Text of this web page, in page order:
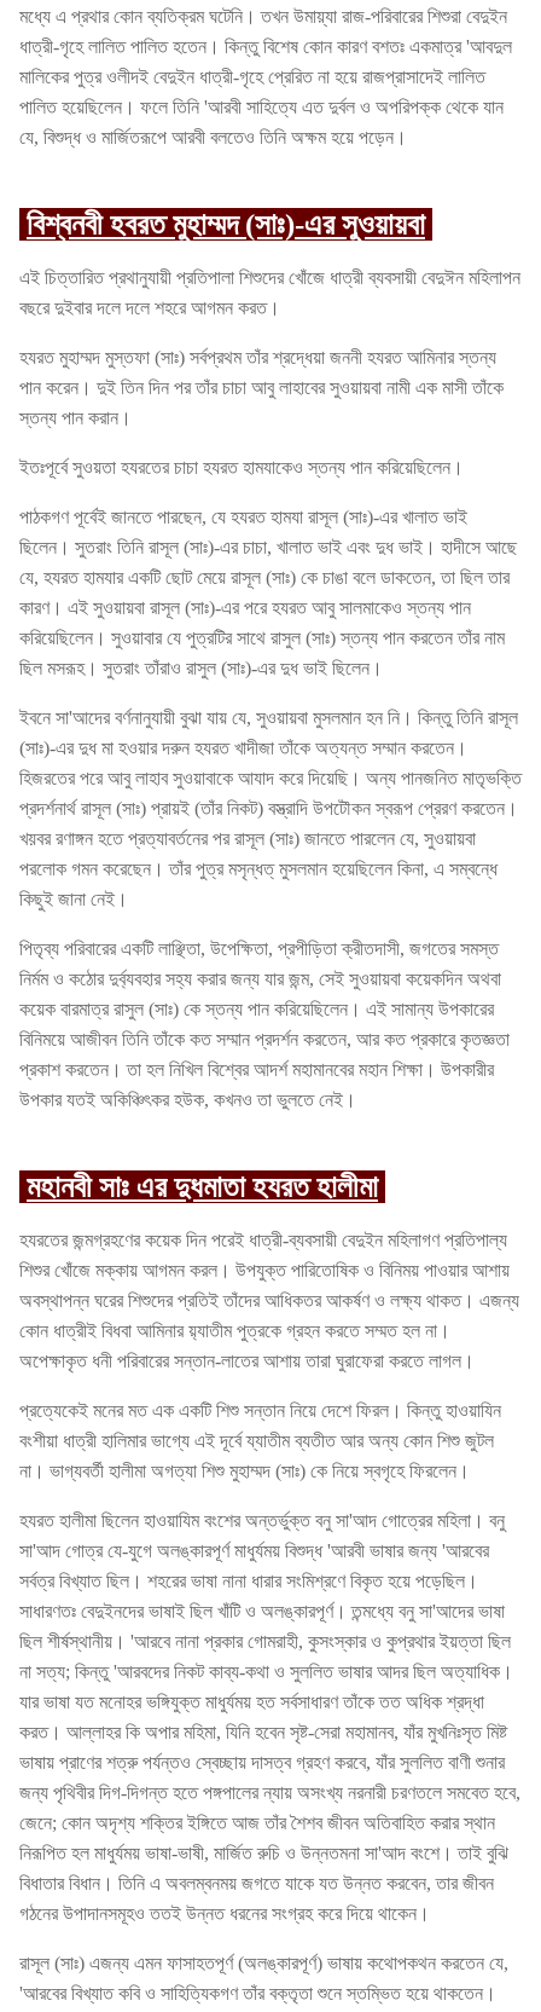
মধ্যে এ প্রথার কোন ব্যতিক্রম ঘটেনি। তখন উমায়্যা রাজ-পরিবারের শিশুরা বেদুইন
ধাত্রী-গৃহে লালিত পালিত হতেন। কিন্তু বিশেষ কোন কারণ বশতঃ একমাত্র 'আবদুল
মালিকের পুত্র ওলীদই বেদুইন ধাত্রী-গৃহে প্রেরিত না হয়ে রাজপ্রাসাদেই লালিত
পালিত হয়েছিলেন। ফলে তিনি 'আরবী সাহিত্যে এত দুর্বল ও অপরিপক্ক থেকে যান
যে, বিশুদ্ধ ও মার্জিতরূপে আরবী বলতেও তিনি অক্ষম হয়ে পড়েন।
বিশ্বনবী হবরত মুহাম্মদ (সাঃ)-এর সুওয়ায়বা
এই চিত্তারিত প্রথানুযায়ী প্রতিপালা শিশুদের খোঁজে ধাত্রী ব্যবসায়ী বেদুঈন মহিলাপন
বছরে দুইবার দলে দলে শহরে আগমন করত।
হযরত মুহাম্মদ মুস্তফা (সাঃ) সর্বপ্রথম তাঁর শ্রদ্ধেয়া জননী হযরত আমিনার স্তন্য
পান করেন। দুই তিন দিন পর তাঁর চাচা আবু লাহাবের সুওয়ায়বা নামী এক মাসী তাঁকে
স্তন্য পান করান।
ইতঃপূর্বে সুওয়তা হযরতের চাচা হযরত হামযাকেও স্তন্য পান করিয়েছিলেন।
পাঠকগণ পূর্বেই জানতে পারছেন, যে হযরত হামযা রাসূল (সাঃ)-এর খালাত ভাই
ছিলেন। সুতরাং তিনি রাসূল (সাঃ)-এর চাচা, খালাত ভাই এবং দুধ ভাই। হাদীসে আছে
যে, হযরত হামযার একটি ছোট মেয়ে রাসূল (সাঃ) কে চাঙা বলে ডাকতেন, তা ছিল তার
কারণ। এই সুওয়ায়বা রাসূল (সাঃ)-এর পরে হযরত আবু সালমাকেও স্তন্য পান
করিয়েছিলেন। সুওয়াবার যে পুত্রটির সাথে রাসুল (সাঃ) স্তন্য পান করতেন তাঁর নাম
ছিল মসরূহ। সুতরাং তাঁরাও রাসুল (সাঃ)-এর দুধ ভাই ছিলেন।
ইবনে সা'আদের বর্ণনানুযায়ী বুঝা যায় যে, সুওয়ায়বা মুসলমান হন নি। কিন্তু তিনি রাসূল
(সাঃ)-এর দুধ মা হওয়ার দরুন হযরত খাদীজা তাঁকে অত্যন্ত সম্মান করতেন।
হিজরতের পরে আবু লাহাব সুওয়াবাকে আযাদ করে দিয়েছি। অন্য পানজনিত মাতৃভক্তি
প্রদর্শনার্থ রাসূল (সাঃ) প্রায়ই (তাঁর নিকট) বস্ত্রাদি উপটৌকন স্বরূপ প্রেরণ করতেন।
খয়বর রণাঙ্গন হতে প্রত্যাবর্তনের পর রাসূল (সাঃ) জানতে পারলেন যে, সুওয়ায়বা
পরলোক গমন করেছেন। তাঁর পুত্র মসৃন্ধত্ মুসলমান হয়েছিলেন কিনা, এ সম্বন্ধে
কিছুই জানা নেই।
পিতৃব্য পরিবারের একটি লাঞ্ছিতা, উপেক্ষিতা, প্রপীড়িতা ক্রীতদাসী, জগতের সমস্ত
নির্মম ও কঠোর দুর্ব্যবহার সহ্য করার জন্য যার জন্ম, সেই সুওয়ায়বা কয়েকদিন অথবা
কয়েক বারমাত্র রাসুল (সাঃ) কে স্তন্য পান করিয়েছিলেন। এই সামান্য উপকারের
বিনিময়ে আজীবন তিনি তাঁকে কত সম্মান প্রদর্শন করতেন, আর কত প্রকারে কৃতজ্ঞতা
প্রকাশ করতেন। তা হল নিখিল বিশ্বের আদর্শ মহামানবের মহান শিক্ষা। উপকারীর
উপকার যতই অকিঞ্চিৎকর হউক, কখনও তা ভুলতে নেই।
মহানবী সাঃ এর দুধমাতা হযরত হালীমা
হযরতের জন্মগ্রহণের কয়েক দিন পরেই ধাত্রী-ব্যবসায়ী বেদুইন মহিলাগণ প্রতিপাল্য
শিশুর খোঁজে মক্কায় আগমন করল। উপযুক্ত পারিতোষিক ও বিনিময় পাওয়ার আশায়
অবস্থাপন্ন ঘরের শিশুদের প্রতিই তাঁদের আধিকতর আকর্ষণ ও লক্ষ্য থাকত। এজন্য
কোন ধাত্রীই বিধবা আমিনার য়‍্যাতীম পুত্রকে গ্রহন করতে সম্মত হল না।
অপেক্ষাকৃত ধনী পরিবারের সন্তান-লাতের আশায় তারা ঘুরাফেরা করতে লাগল।
প্রত্যেকেই মনের মত এক একটি শিশু সন্তান নিয়ে দেশে ফিরল। কিন্তু হাওয়াযিন
বংশীয়া ধাত্রী হালিমার ভাগ্যে এই দূর্বে য্যাতীম ব্যতীত আর অন্য কোন শিশু জুটল
না। ভাগ্যবর্তী হালীমা অগত্যা শিশু মুহাম্মদ (সাঃ) কে নিয়ে স্বগৃহে ফিরলেন।
হযরত হালীমা ছিলেন হাওয়াযিম বংশের অন্তর্ভুক্ত বনু সা'আদ গোত্রের মহিলা। বনু
সা'আদ গোত্র যে-যুগে অলঙ্কারপূর্ণ মাধুর্যময় বিশুদ্ধ 'আরবী ভাষার জন্য 'আরবের
সর্বত্র বিখ্যাত ছিল। শহরের ভাষা নানা ধারার সংমিশ্রণে বিকৃত হয়ে পড়েছিল।
সাধারণতঃ বেদুইনদের ভাষাই ছিল খাঁটি ও অলঙ্কারপূর্ণ। তন্মধ্যে বনু সা'আদের ভাষা
ছিল শীর্ষস্থানীয়। 'আরবে নানা প্রকার গোমরাহী, কুসংস্কার ও কুপ্রথার ইয়ত্তা ছিল
না সত্য; কিন্তু 'আরবদের নিকট কাব্য-কথা ও সুললিত ভাষার আদর ছিল অত্যাধিক।
যার ভাষা যত মনোহর ভঙ্গিযুক্ত মাধুর্যময় হত সর্বসাধারণ তাঁকে তত অধিক শ্রদ্ধা
করত। আল্লাহর কি অপার মহিমা, যিনি হবেন সৃষ্ট-সেরা মহামানব, যাঁর মুখনিঃসৃত মিষ্ট
ভাষায় প্রাণের শত্রু পর্যন্তও স্বেচ্ছায় দাসত্ব গ্রহণ করবে, যাঁর সুললিত বাণী শুনার
জন্য পৃথিবীর দিগ-দিগন্ত হতে পঙ্গপালের ন্যায় অসংখ্য নরনারী চরণতলে সমবেত হবে,
জেনে; কোন অদৃশ্য শক্তির ইঙ্গিতে আজ তাঁর শৈশব জীবন অতিবাহিত করার স্থান
নিরূপিত হল মাধুর্যময় ভাষা-ভাষী, মার্জিত রুচি ও উন্নতমনা সা'আদ বংশে। তাই বুঝি
বিধাতার বিধান। তিনি এ অবলম্বনময় জগতে যাকে যত উন্নত করবেন, তার জীবন
গঠনের উপাদানসমূহও ততই উন্নত ধরনের সংগ্রহ করে দিয়ে থাকেন।
রাসূল (সাঃ) এজন্য এমন ফাসাহতপূর্ণ (অলঙ্কারপূর্ণ) ভাষায় কথোপকথন করতেন যে,
'আরবের বিখ্যাত কবি ও সাহিত্যিকগণ তাঁর বক্তৃতা শুনে স্তম্ভিত হয়ে থাকতেন।